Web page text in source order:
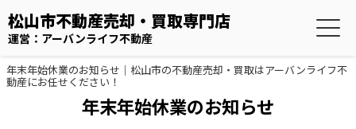
松山市不動産売却・買取専門店
運営：アーバンライフ不動産
年末年始休業のお知らせ｜松山市の不動産売却・買取はアーバンライフ不
動産にお任せください！
年末年始休業のお知らせ